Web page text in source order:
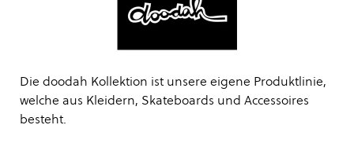
Die doodah Kollektion ist unsere eigene Produktlinie,
welche aus Kleidern, Skateboards und Accessoires
besteht.